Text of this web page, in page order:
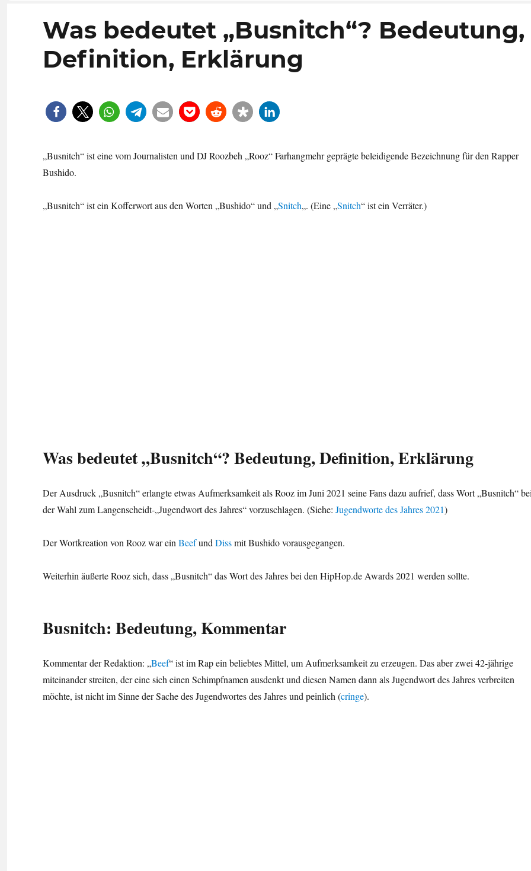
Was bedeutet „Busnitch“? Bedeutung,
Definition, Erklärung
„Busnitch“ ist eine vom Journalisten und DJ Roozbeh „Rooz“ Farhangmehr geprägte beleidigende Bezeichnung für den Rapper
Bushido.
„Busnitch“ ist ein Kofferwort aus den Worten „Bushido“ und „Snitch„. (Eine „Snitch“ ist ein Verräter.)
Was bedeutet „Busnitch“? Bedeutung, Definition, Erklärung
Der Ausdruck „Busnitch“ erlangte etwas Aufmerksamkeit als Rooz im Juni 2021 seine Fans dazu aufrief, dass Wort „Busnitch“ bei
der Wahl zum Langenscheidt-„Jugendwort des Jahres“ vorzuschlagen. (Siehe: Jugendworte des Jahres 2021)
Der Wortkreation von Rooz war ein Beefund Dissmit Bushido vorausgegangen.
Weiterhin äußerte Rooz sich, dass „Busnitch“ das Wort des Jahres bei den HipHop.de Awards 2021 werden sollte.
Busnitch: Bedeutung, Kommentar
Kommentar der Redaktion: „Beef“ ist im Rap ein beliebtes Mittel, um Aufmerksamkeit zu erzeugen. Das aber zwei 42-jährige
miteinander streiten, der eine sich einen Schimpfnamen ausdenkt und diesen Namen dann als Jugendwort des Jahres verbreiten
möchte, ist nicht im Sinne der Sache des Jugendwortes des Jahres und peinlich (cringe).